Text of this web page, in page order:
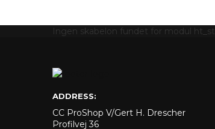
Ingen skabelon fundet for modul
ADDRESS:
CC ProShop V/Gert H. Drescher
Profilvej 36